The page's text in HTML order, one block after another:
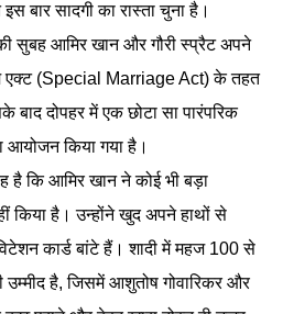
बार सादगी का रास्ता चुना है।
सुबह आमिर खान और गौरी स्प्रैट अपने
एक्ट (Special Marriage Act) के तहत
बाद दोपहर में एक छोटा सा पारंपरिक
आयोजन किया गया है।
है कि आमिर खान ने कोई भी बड़ा
किया है। उन्होंने खुद अपने हाथों से
कार्ड बांटे हैं। शादी में महज 100 से
उम्मीद है, जिसमें आशुतोष गोवारिकर और